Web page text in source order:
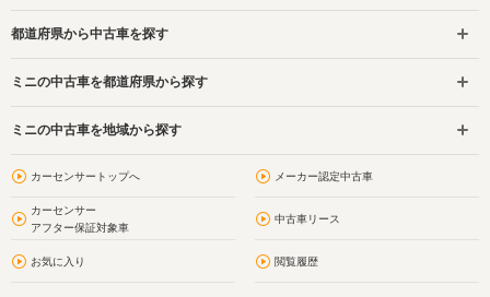
都道府県から中古車を探す
ミニの中古車を都道府県から探す
ミニの中古車を地域から探す
カーセンサートップへ メーカー認定中古車
カーセンサー
アフター保証対象車
中古車リース
お気に入り 閲覧履歴